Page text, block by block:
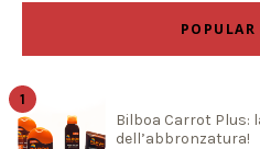
POPULAR
Bilboa Carrot Plus:
dell’abbronzatura!